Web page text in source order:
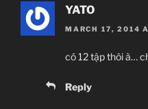
YATO
MARCH 17, 2014
có 12 tập thôi à…
Reply